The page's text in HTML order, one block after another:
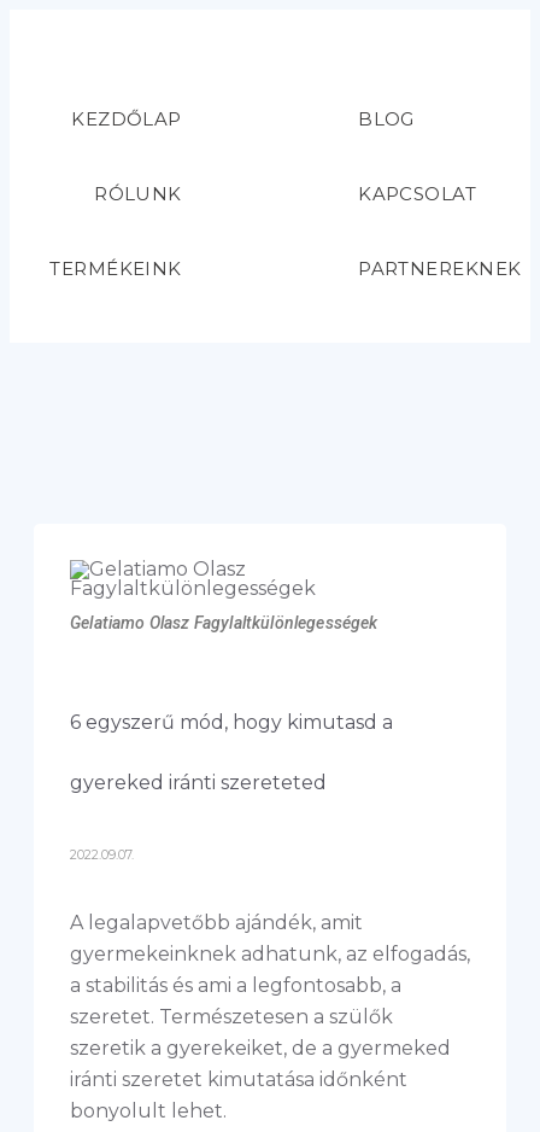
KEZDŐLAP
RÓLUNK
TERMÉKEINK
BLOG
KAPCSOLAT
PARTNEREKNEK
Gelatiamo Olasz Fagylaltkülönlegességek
6 egyszerű mód, hogy kimutasd a
gyereked iránti szereteted
2022.09.07.
A legalapvetőbb ajándék, amit
gyermekeinknek adhatunk, az elfogadás,
a stabilitás és ami a legfontosabb, a
szeretet. Természetesen a szülők
szeretik a gyerekeiket, de a gyermeked
iránti szeretet kimutatása időnként
bonyolult lehet.